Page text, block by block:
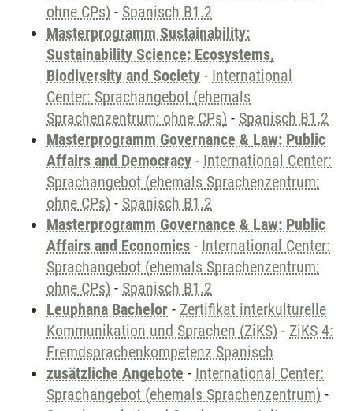
ohne CPs) - Spanisch B1.2
Masterprogramm Sustainability:
Sustainability Science: Ecosystems,
Biodiversity and Society - International
Center: Sprachangebot (ehemals
Sprachenzentrum; ohne CPs) - Spanisch B1.2
Masterprogramm Governance & Law: Public
Affairs and Democracy - International Center:
Sprachangebot (ehemals Sprachenzentrum;
ohne CPs) - Spanisch B1.2
Masterprogramm Governance & Law: Public
Affairs and Economics - International Center:
Sprachangebot (ehemals Sprachenzentrum;
ohne CPs) - Spanisch B1.2
Leuphana Bachelor - Zertifikat interkulturelle
Kommunikation und Sprachen (ZiKS) - ZiKS 4:
Fremdsprachenkompetenz Spanisch
zusätzliche Angebote - International Center:
Sprachangebot (ehemals Sprachenzentrum) -